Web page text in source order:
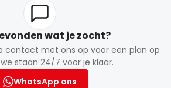
wat je zocht?
contact met ons op voor een plan op
staan 24/7 voor je klaar.
WhatsApp ons